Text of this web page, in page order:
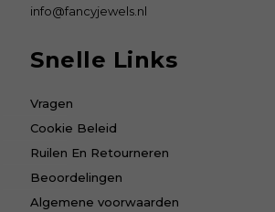
info@fancyjewels.nl
Snelle Links
Vragen
Cookie Beleid
Ruilen En Retourneren
Beoordelingen
Algemene voorwaarden